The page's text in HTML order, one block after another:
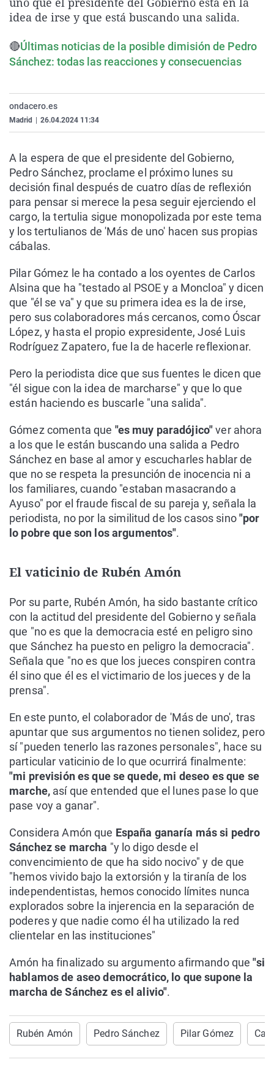
La rosa de los vientos
Como el perro y el
Caso
Equipo de
Extremadura
La Rioja
País Vasco
Virales
Elecciones
idea de irse y que está buscando una salida.
🔴Últimas noticias de la posible dimisión de Pedro
Sánchez: todas las reacciones y consecuencias
ondacero.es
Madrid 26.04.2024 11:34
A la espera de que el presidente del Gobierno,
Pedro Sánchez, proclame el próximo lunes su
decisión final después de cuatro días de reflexión
para pensar si merece la pesa seguir ejerciendo el
cargo, la tertulia sigue monopolizada por este tema
y los tertulianos de 'Más de uno' hacen sus propias
cábalas.
Pilar Gómez le ha contado a los oyentes de Carlos
Alsina que ha "testado al PSOE y a Moncloa" y dicen
que "él se va" y que su primera idea es la de irse,
pero sus colaboradores más cercanos, como Óscar
López, y hasta el propio expresidente, José Luis
Rodríguez Zapatero, fue la de hacerle reflexionar.
Pero la periodista dice que sus fuentes le dicen que
"él sigue con la idea de marcharse" y que lo que
están haciendo es buscarle "una salida".
Gómez comenta que "es muy paradójico"ver ahora
a los que le están buscando una salida a Pedro
Sánchez en base al amor y escucharles hablar de
que no se respeta la presunción de inocencia ni a
los familiares, cuando "estaban masacrando a
Ayuso" por el fraude fiscal de su pareja y, señala la
periodista, no por la similitud de los casos sino"por
lo pobre que son los argumentos".
El vaticinio de Rubén Amón
Por su parte, Rubén Amón, ha sido bastante crítico
con la actitud del presidente del Gobierno y señala
que "no es que la democracia esté en peligro sino
que Sánchez ha puesto en peligro la democracia".
Señala que "no es que los jueces conspiren contra
él sino que él es el victimario de los jueces y de la
prensa".
En este punto, el colaborador de 'Más de uno', tras
apuntar que sus argumentos no tienen solidez, pero
sí "pueden tenerlo las razones personales", hace su
particular vaticinio de lo que ocurrirá finalmente:
"mi previsión es que se quede, mi deseo es que se
marche,así que entended que el lunes pase lo que
pase voy a ganar".
Considera Amón que España ganaría más si pedro
Sánchez se marcha "y lo digo desde el
convencimiento de que ha sido nocivo" y de que
"hemos vivido bajo la extorsión y la tiranía de los
independentistas, hemos conocido límites nunca
explorados sobre la injerencia en la separación de
poderes y que nadie como él ha utilizado la red
clientelar en las instituciones"
Amón ha finalizado su argumento afirmando que"si
hablamos de aseo democrático, lo que supone la
marcha de Sánchez es el alivio".
Rubén Amón Pedro Sánchez Pilar Gómez